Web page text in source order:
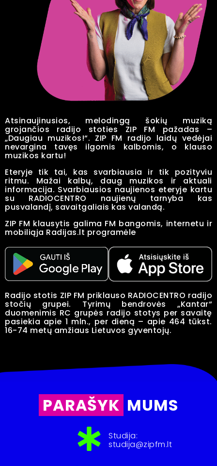
Atsinaujinusios, melodingą šokių muziką
grojančios radijo stoties ZIP FM pažadas –
„Daugiau muzikos!“. ZIP FM radijo laidų vedėjai
nevargina tavęs ilgomis kalbomis, o klauso
muzikos kartu!
Eteryje tik tai, kas svarbiausia ir tik pozityviu
ritmu. Mažai kalbų, daug muzikos ir aktuali
informacija. Svarbiausios naujienos eteryje kartu
su RADIOCENTRO naujienų tarnyba kas
pusvalandį, savaitgaliais kas valandą.
ZIP FM klausytis galima FM bangomis, internetu ir
mobiliąja Radijas.lt programėle
Radijo stotis ZIP FM priklauso RADIOCENTRO radijo
stočių grupei. Tyrimų bendrovės „Kantar“
duomenimis RC grupės radijo stotys per savaitę
pasiekia apie 1 mln., per dieną – apie 464 tūkst.
16-74 metų amžiaus Lietuvos gyventojų.
PARAŠYK MUMS
Studija:
studija@zipfm.lt